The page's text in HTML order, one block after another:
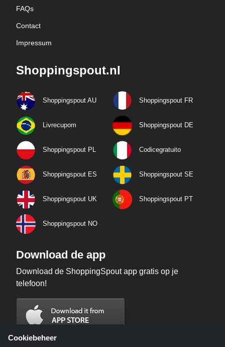
FAQs
Contact
Impressum
Shoppingspout.nl
Shoppingspout AU Shoppingspout FR
Livrecupom Shoppingspout DE
Shoppingspout PL Codicegratuito
Shoppingspout ES Shoppingspout SE
Shoppingspout UK Shoppingspout PT
Shoppingspout NO
Download de app
Download de ShoppingSpout app gratis op je
telefoon!
Cookiebeheer